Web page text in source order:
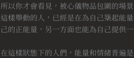
所以你才會看見，被心儀物品包圍的場
這樣舉動的人，已經是在為自己築起能
己的正能量，另一方面也能為自己提供
在這樣狀態下的人們，能量和情緒普遍